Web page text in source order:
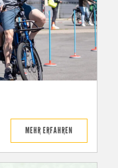
MEHR ERFAHREN